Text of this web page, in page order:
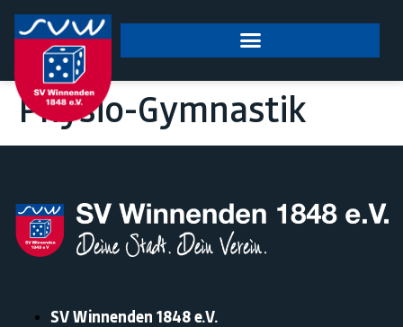
springen
Physio-Gymnastik
SV Winnenden 1848 e.V.